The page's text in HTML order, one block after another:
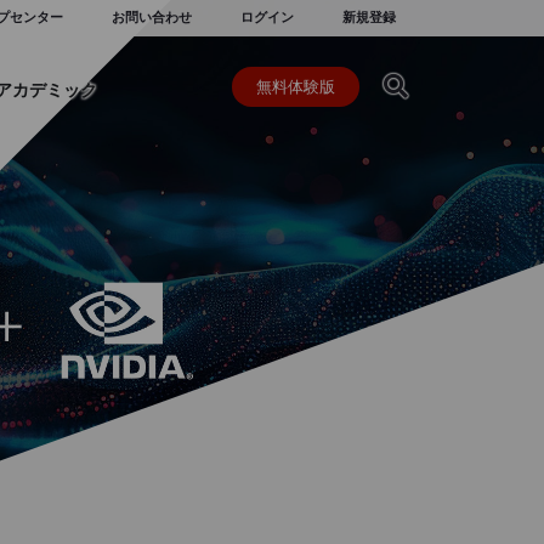
カデミック
センター お問い合わせ ログイン 新規登録
無料体験版